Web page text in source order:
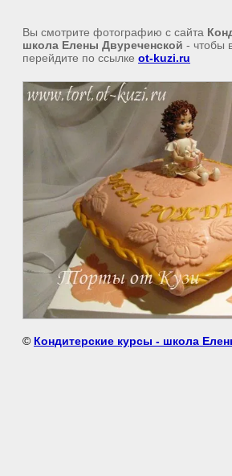
Вы смотрите фотографию с сайта
школа Елены Двуреченской - чтобы
перейдите по ссылке ot-kuzi.ru
© Кондитерские курсы - школа